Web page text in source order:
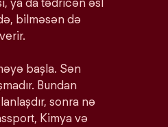
ya da tədricən əsl
bilməsən də
başla. Sən
Bundan
sonra nə
Kimya və